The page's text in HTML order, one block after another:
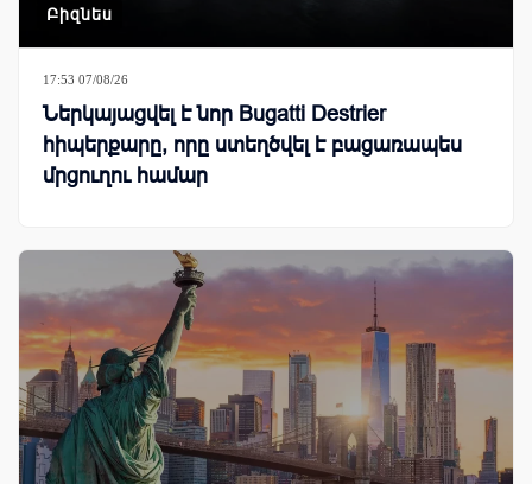
Բիզնես
17:53 07/08/26
Ներկայացվել է նոր Bugatti Destrier
հիպերքարը, որը ստեղծվել է բացառապես
մրցուղու համար